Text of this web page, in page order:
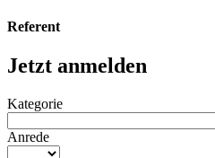
Referent
Jetzt anmelden
Kategorie
Anrede